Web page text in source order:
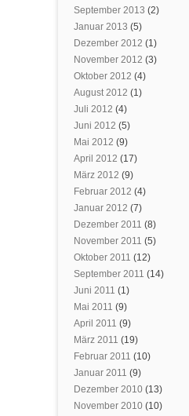
September 2013 (2)
Januar 2013 (5)
Dezember 2012 (1)
November 2012 (3)
Oktober 2012 (4)
August 2012 (1)
Juli 2012 (4)
Juni 2012 (5)
Mai 2012 (9)
April 2012 (17)
März 2012 (9)
Februar 2012 (4)
Januar 2012 (7)
Dezember 2011 (8)
November 2011 (5)
Oktober 2011 (12)
September 2011 (14)
Juni 2011 (1)
Mai 2011 (9)
April 2011 (9)
März 2011 (19)
Februar 2011 (10)
Januar 2011 (9)
Dezember 2010 (13)
November 2010 (10)